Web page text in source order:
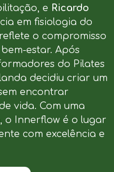
e Ricardo
em fisiologia do
o compromisso
estar. Após
do Pilates
decidiu criar um
encontrar
vida. Com uma
o Innerflow é o lugar
com excelência e